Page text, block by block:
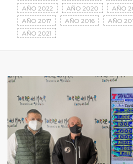
AÑO 2022
AÑO 2020 AÑO
AÑO 2017
AÑO 2016 AÑO
AÑO 2021